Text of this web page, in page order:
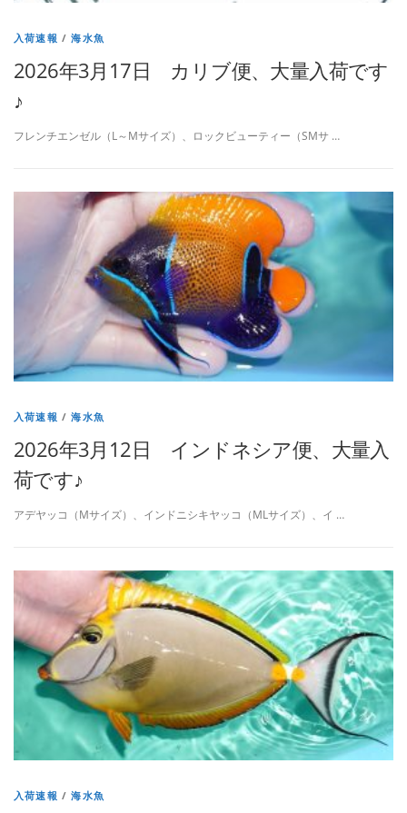
入荷速報 /海水魚
2026年3月17日 カリブ便、大量入荷です
♪
フレンチエンゼル（L～Mサイズ）、ロックビューティー（SMサ …
入荷速報 /海水魚
2026年3月12日 インドネシア便、大量入
荷です♪
アデヤッコ（Mサイズ）、インドニシキヤッコ（MLサイズ）、イ …
入荷速報 /海水魚